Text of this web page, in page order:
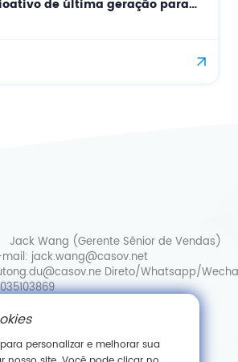
de última geração para
Jack Wang (Gerente Sênior de Vendas)
jack.wang@casov.net
Direto/Whatsapp/
Serviços e sugestões
Whatsapp/Wechat: 0086-
personalizar e melhorar sua